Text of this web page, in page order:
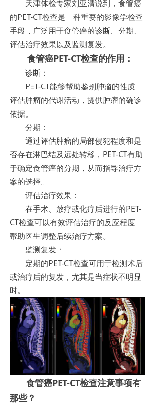
天津体检专家刘亚清说到，食管癌
的PET-CT检查是一种重要的影像学检查
手段，广泛用于食管癌的诊断、分期、
评估治疗效果以及监测复发。
食管癌PET-CT检查的作用：
诊断：
PET-CT能够帮助鉴别肿瘤的性质，
评估肿瘤的代谢活动，提供肿瘤的确诊
依据。
分期：
通过评估肿瘤的局部侵犯程度和是
否存在淋巴结及远处转移，PET-CT有助
于确定食管癌的分期，从而指导治疗方
案的选择。
评估治疗效果：
在手术、放疗或化疗后进行的PET-
CT检查可以有效评估治疗的反应程度，
帮助医生调整后续治疗方案。
监测复发：
定期的PET-CT检查可用于检测术后
或治疗后的复发，尤其是当症状不明显
时。
食管癌PET-CT检查注意事项有
那些？